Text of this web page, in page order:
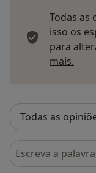
Todas as
isso os
para
mais.
Pesquisar em